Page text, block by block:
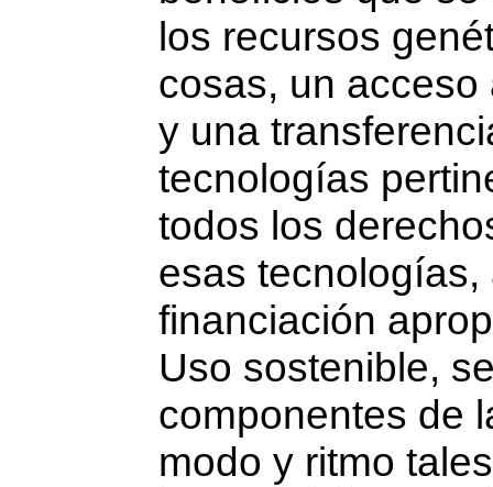
los recursos
cosas, un
y una
tecnologías
todos los
esas
financiación
Uso sostenible,
componentes de
modo y ritmo